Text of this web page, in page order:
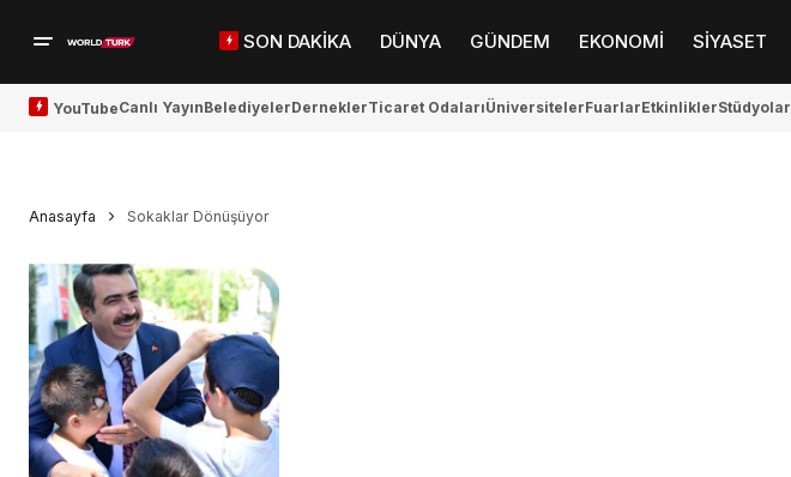
SON DAKİKA DÜNYA GÜNDEM EKONOMİ SİYASET
YouTubeCanlı YayınBelediyelerDerneklerTicaret OdalarıÜniversitelerFuarlarEtkinliklerStüdyolar
Anasayfa Sokaklar Dönüşüyor